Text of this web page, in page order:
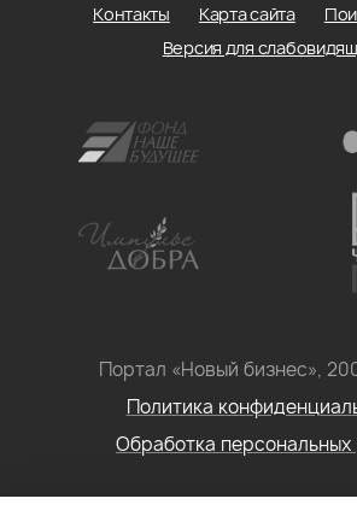
Портал «Новый бизнес»,
Политика
Обработка
Контакты Карта сайта
Версия для